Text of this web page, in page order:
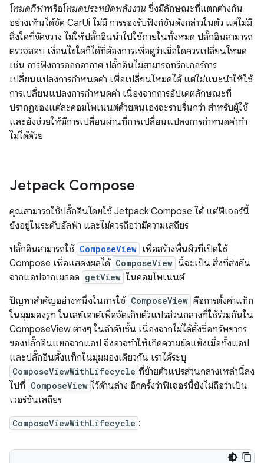
โหมดกีฬาหรือโหมดประหยัดพลังงาน ซึ่งมีลักษณะที่แตกต่างกัน
อย่างเห็นได้ชัด CarUi ไม่มี การรองรับฟังก์ชันดังกล่าวในตัว แต่ไม่มี
สิ่งใดที่ขัดขวาง ไม่ให้ปลั๊กอินนำไปใช้ภายในทั้งหมด ปลั๊กอินสามารถ
ตรวจสอบ เงื่อนไขใดก็ได้ที่ต้องการเพื่อดูว่าเมื่อใดควรเปลี่ยนโหมด
เช่น การฟังการออกอากาศ ปลั๊กอินไม่สามารถทริกเกอร์การ
เปลี่ยนแปลงการกำหนดค่า เพื่อเปลี่ยนโหมดได้ แต่ไม่แนะนำให้ใช้
การเปลี่ยนแปลงการกำหนดค่า เนื่องจากการอัปเดตลักษณะที่
ปรากฏของแต่ละคอมโพเนนต์ด้วยตนเองจะราบรื่นกว่า สำหรับผู้ใช้
และยังช่วยให้มีการเปลี่ยนผ่านที่การเปลี่ยนแปลงการกำหนดค่าทำ
ไม่ได้ด้วย
Jetpack Compose
คุณสามารถใช้ปลั๊กอินโดยใช้ Jetpack Compose ได้ แต่ฟีเจอร์นี้
ยังอยู่ในระดับอัลฟ่า และไม่ควรถือว่ามีความเสถียร
ปลั๊กอินสามารถใช้ ComposeView เพื่อสร้างพื้นผิวที่เปิดใช้
Compose เพื่อแสดงผลได้ ComposeView นี้จะเป็น สิ่งที่ส่งคืน
จากแอปจากเมธอด getView ในคอมโพเนนต์
ปัญหาสำคัญอย่างหนึ่งในการใช้ ComposeView คือการตั้งค่าแท็ก
ในมุมมองรูท ในเลย์เอาต์เพื่อจัดเก็บตัวแปรส่วนกลางที่ใช้ร่วมกันใน
ComposeView ต่างๆ ในลําดับชั้น เนื่องจากไม่ได้ตั้งชื่อทรัพยากร
ของปลั๊กอินแยกจากแอป จึงอาจทำให้เกิดความขัดแย้งเมื่อทั้งแอป
และปลั๊กอินตั้งแท็กในมุมมองเดียวกัน เราได้ระบุ
ComposeViewWithLifecycle ที่ย้ายตัวแปรส่วนกลางเหล่านี้ลง
ไปที่ ComposeView ไว้ด้านล่าง อีกครั้งว่าฟีเจอร์นี้ยังไม่ถือว่าเป็น
เวอร์ชันเสถียร
ComposeViewWithLifecycle :